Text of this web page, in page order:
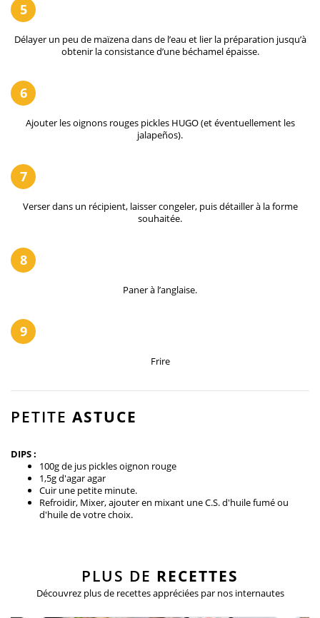
5
Délayer un peu de maïzena dans de l’eau et lier la préparation jusqu’à
obtenir la consistance d’une béchamel épaisse.
6
Ajouter les oignons rouges pickles HUGO (et éventuellement les
jalapeños).
7
Verser dans un récipient, laisser congeler, puis détailler à la forme
souhaitée.
8
Paner à l’anglaise.
9
Frire
PETITE ASTUCE
DIPS :
100g de jus pickles oignon rouge
1,5g d'agar agar
Cuir une petite minute.
Refroidir, Mixer, ajouter en mixant une C.S. d'huile fumé ou
d'huile de votre choix.
PLUS DE RECETTES
Découvrez plus de recettes appréciées par nos internautes